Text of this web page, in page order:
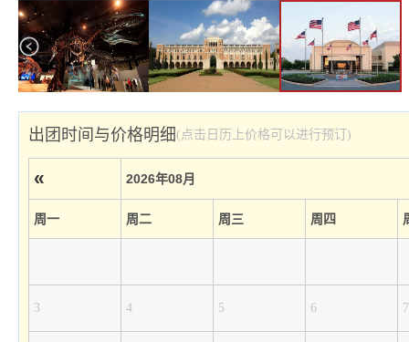
出团时间与价格明细(点击日历上价格可以进行预订)
« 2026年08月
周一 周二 周三 周四
3 4 5 6 7